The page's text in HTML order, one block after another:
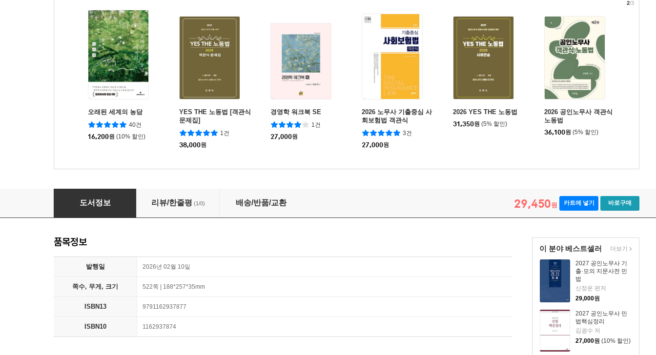
오래된 세계의 농담
40건
16,200원 (10% 할인)
YES THE 노동법 [객관식
문제집]
1건
38,000원
경영학 워크북 SE
1건
27,000원
2026 노무사 기출중심 사
회보험법 객관식
3건
27,000원
2026 YES THE 노동법
31,350원 (5% 할인)
2026 공인노무사 객관식
노동법
36,100원 (5% 할인)
2/3
2026 공인노무사 객관식 민법
도서정보 리뷰/한줄평 (1/0) 배송/반품/교환 29,450원 카트에 넣기 바로구매
이 분야 베스트셀러
2027 공인노무사 기
출·모의 지문사전 민
법
신정운 편저
29,000원
2027 공인노무사 민
법핵심정리
김광수 저
27,000원 (10% 할인)
더보기
품목정보
발행일 2026년 02월 10일
쪽수, 무게, 크기 522쪽 | 188*257*35mm
ISBN13 9791162937877
ISBN10 1162937874